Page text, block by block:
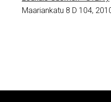
Maariankatu 8 D 104,